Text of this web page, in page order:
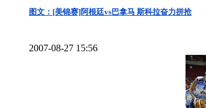
图文：[美锦赛]阿根廷vs巴拿马 斯科拉奋力拼抢
2007-08-27 15:56